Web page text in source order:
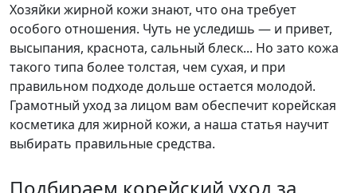
Хозяйки жирной кожи знают, что она требует
особого отношения. Чуть не уследишь — и привет,
высыпания, краснота, сальный блеск... Но зато кожа
такого типа более толстая, чем сухая, и при
правильном подходе дольше остается молодой.
Грамотный уход за лицом вам обеспечит корейская
косметика для жирной кожи, а наша статья научит
выбирать правильные средства.